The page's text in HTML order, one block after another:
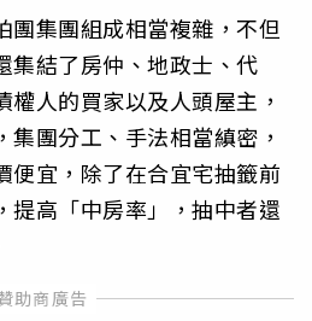
團集團組成相當複雜，不但
集結了房仲、地政士、代
人的買家以及人頭屋主，
團分工、手法相當縝密，
便宜，除了在合宜宅抽籤前
提高「中房率」，抽中者還